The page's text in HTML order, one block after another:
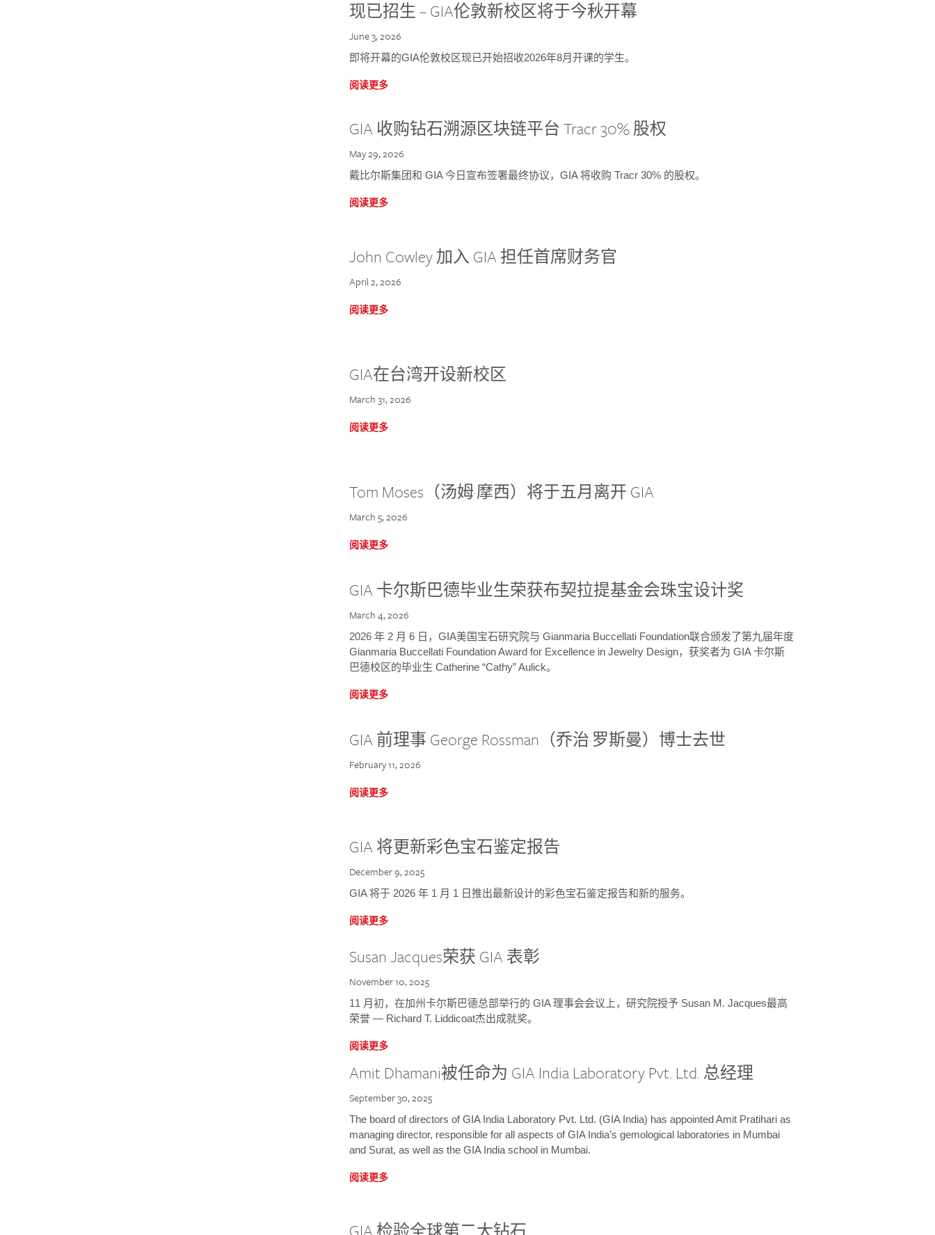
现已招生 – GIA伦敦新校区将于今秋开幕
June 3, 2026
即将开幕的GIA伦敦校区现已开始招收2026年8月开课的学生。
阅读更多
GIA 收购钻石溯源区块链平台 Tracr 30% 股权
May 29, 2026
戴比尔斯集团和 GIA 今日宣布签署最终协议，GIA 将收购 Tracr 30% 的股权。
阅读更多
John Cowley 加入 GIA 担任首席财务官
April 2, 2026
阅读更多
GIA在台湾开设新校区
March 31, 2026
阅读更多
Tom Moses（汤姆·摩西）将于五月离开 GIA
March 5, 2026
阅读更多
GIA 卡尔斯巴德毕业生荣获布契拉提基金会珠宝设计奖
March 4, 2026
2026 年 2 月 6 日，GIA美国宝石研究院与 Gianmaria Buccellati Foundation联合颁发了第九届年度
Gianmaria Buccellati Foundation Award for Excellence in Jewelry Design，获奖者为 GIA 卡尔斯
巴德校区的毕业生 Catherine “Cathy” Aulick。
阅读更多
GIA 前理事 George Rossman（乔治·罗斯曼）博士去世
February 11, 2026
阅读更多
GIA 将更新彩色宝石鉴定报告
December 9, 2025
GIA 将于 2026 年 1 月 1 日推出最新设计的彩色宝石鉴定报告和新的服务。
阅读更多
Susan Jacques荣获 GIA 表彰
November 10, 2025
11 月初，在加州卡尔斯巴德总部举行的 GIA 理事会会议上，研究院授予 Susan M. Jacques最高
荣誉 — Richard T. Liddicoat杰出成就奖。
阅读更多
Amit Dhamani被任命为 GIA India Laboratory Pvt. Ltd. 总经理
September 30, 2025
The board of directors of GIA India Laboratory Pvt. Ltd. (GIA India) has appointed Amit Pratihari as
managing director, responsible for all aspects of GIA India’s gemological laboratories in Mumbai
and Surat, as well as the GIA India school in Mumbai.
阅读更多